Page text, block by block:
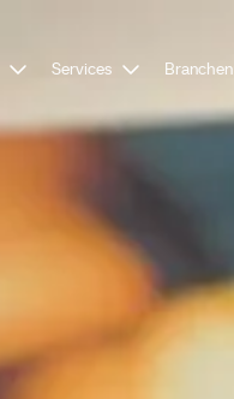
Services Branchen